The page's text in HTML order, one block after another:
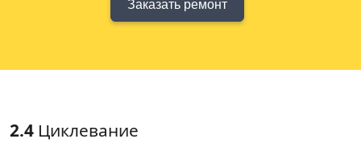
Заказать ремонт
2.4 Циклевание